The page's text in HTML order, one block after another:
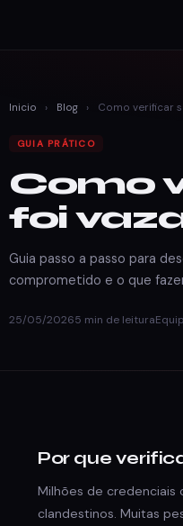
Inicio › Blog › Como verificar
GUIA PRÁTICO
Como
foi
Guia passo a passo para
comprometido e o que
25/05/20265 min de leitura
Por que
Milhões de credenciais
clandestinos. Muitas